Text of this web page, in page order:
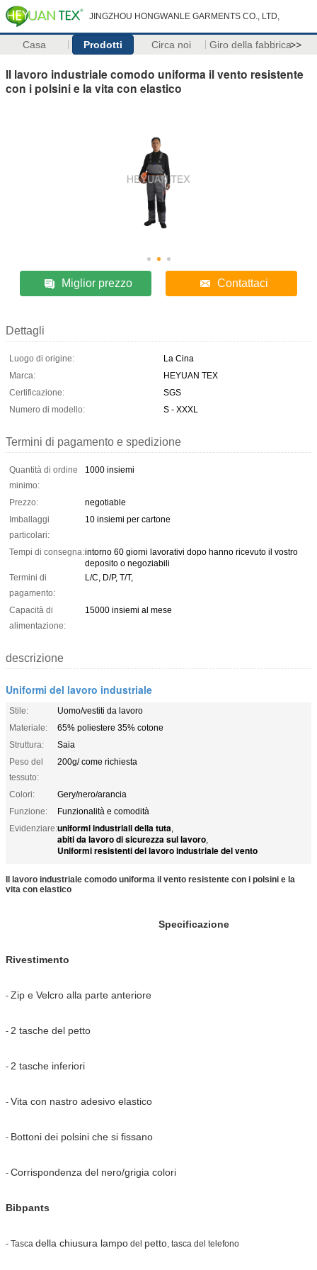
JINGZHOU HONGWANLE GARMENTS CO., LTD,
Casa Prodotti Circa noi Giro della fabbrica>>
Il lavoro industriale comodo uniforma il vento resistente
con i polsini e la vita con elastico
Miglior prezzo Contattaci
Dettagli
Luogo di origine:
La Cina
Marca:
HEYUAN TEX
Certificazione:
SGS
Numero di modello:
S - XXXL
Termini di pagamento e spedizione
Quantità di ordine
minimo:
1000 insiemi
Prezzo:
negotiable
Imballaggi
particolari:
10 insiemi per cartone
Tempi di consegna:intorno 60 giorni lavorativi dopo hanno ricevuto il vostro
deposito o negoziabili
Termini di
pagamento:
L/C, D/P, T/T,
Capacità di
alimentazione:
15000 insiemi al mese
descrizione
Uniformi del lavoro industriale
Stile:
Uomo/vestiti da lavoro
Materiale:
65% poliestere 35% cotone
Struttura:
Saia
Peso del
tessuto:
200g/ come richiesta
Colori:
Gery/nero/arancia
Funzione:
Funzionalità e comodità
Evidenziare:uniformi industriali della tuta,
abiti da lavoro di sicurezza sul lavoro,
Uniformi resistenti del lavoro industriale del vento
Il lavoro industriale comodo uniforma il vento resistente con i polsini e la
vita con elastico
Specificazione
Rivestimento
- Zip e Velcro alla parte anteriore
- 2 tasche del petto
- 2 tasche inferiori
- Vita con nastro adesivo elastico
- Bottoni dei polsini che si fissano
- Corrispondenza del nero/grigia colori
Bibpants
- Tasca della chiusura lampo del petto, tasca del telefono